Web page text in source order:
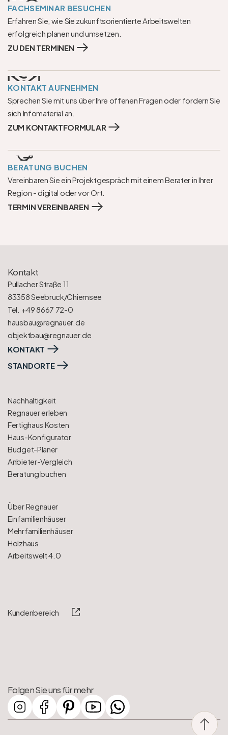
FACHSEMINAR BESUCHEN
Erfahren Sie, wie Sie zukunftsorientierte Arbeitswelten
erfolgreich planen und umsetzen.
ZU DEN TERMINEN
KONTAKT AUFNEHMEN
Sprechen Sie mit uns über Ihre offenen Fragen oder fordern Sie
sich Infomaterial an.
ZUM KONTAKTFORMULAR
BERATUNG BUCHEN
Vereinbaren Sie ein Projektgespräch mit einem Berater in Ihrer
Region - digital oder vor Ort.
TERMIN VEREINBAREN
Kontakt
Pullacher Straße 11
83358 Seebruck/Chiemsee
Tel. +49 8667 72-0
hausbau@regnauer.de
objektbau@regnauer.de
KONTAKT
STANDORTE
Nachhaltigkeit
Regnauer erleben
Fertighaus Kosten
Haus-Konfigurator
Budget-Planer
Anbieter-Vergleich
Beratung buchen
Über Regnauer
Einfamilienhäuser
Mehrfamilienhäuser
Holzhaus
Arbeitswelt 4.0
Kundenbereich
Folgen Sie uns für mehr